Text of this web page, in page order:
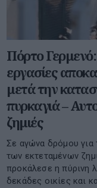
Πόρτο Γερμενό:
εργασίες
μετά την
πυρκαγιά –
ζημιές
Σε αγώνα δρόμου για
των εκτεταμένων
προκάλεσε η πύρινη
δεκάδες οικίες και